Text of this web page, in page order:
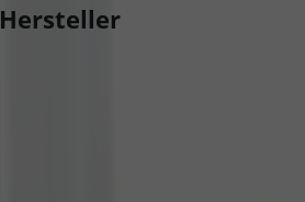
Hersteller